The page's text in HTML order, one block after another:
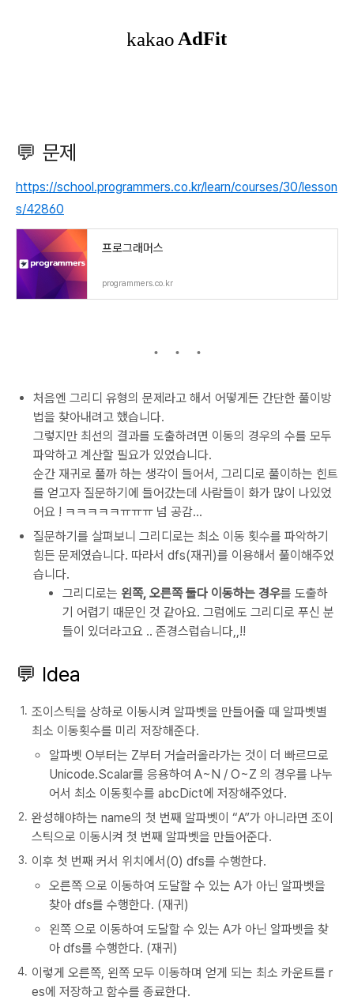
💬 문제
https://school.programmers.co.kr/learn/courses/30/lesson
s/42860
프로그래머스
programmers.co.kr
처음엔 그리디 유형의 문제라고 해서 어떻게든 간단한 풀이방
법을 찾아내려고 했습니다.
그렇지만 최선의 결과를 도출하려면 이동의 경우의 수를 모두
파악하고 계산할 필요가 있었습니다.
순간 재귀로 풀까 하는 생각이 들어서, 그리디로 풀이하는 힌트
를 얻고자 질문하기에 들어갔는데 사람들이 화가 많이 나있었
어요 ! ㅋㅋㅋㅋㅋㅠㅠㅠ 넘 공감...
질문하기를 살펴보니 그리디로는 최소 이동 횟수를 파악하기
힘든 문제였습니다. 따라서 dfs(재귀)를 이용해서 풀이해주었
습니다.
그리디로는 왼쪽, 오른쪽 둘다 이동하는 경우를 도출하
기 어렵기 때문인 것 같아요. 그럼에도 그리디로 푸신 분
들이 있더라고요 .. 존경스럽습니다,,!!
💬 Idea
조이스틱을 상하로 이동시켜 알파벳을 만들어줄 때 알파벳별
최소 이동횟수를 미리 저장해준다.
알파벳 O부터는 Z부터 거슬러올라가는 것이 더 빠르므로
Unicode.Scalar를 응용하여 A~N / O~Z 의 경우를 나누
어서 최소 이동횟수를 abcDict에 저장해주었다.
완성해야하는 name의 첫 번째 알파벳이 “A”가 아니라면 조이
스틱으로 이동시켜 첫 번째 알파벳을 만들어준다.
이후 첫 번째 커서 위치에서(0) dfs를 수행한다.
오른쪽 으로 이동하여 도달할 수 있는 A가 아닌 알파벳을
찾아 dfs를 수행한다. (재귀)
왼쪽 으로 이동하여 도달할 수 있는 A가 아닌 알파벳을 찾
아 dfs를 수행한다. (재귀)
이렇게 오른쪽, 왼쪽 모두 이동하며 얻게 되는 최소 카운트를 r
es에 저장하고 함수를 종료한다.